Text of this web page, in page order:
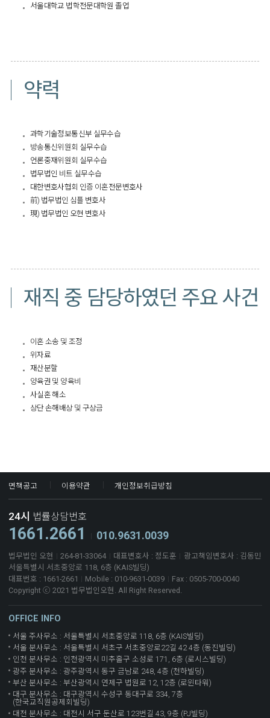
서울대학교 법학전문대학원 졸업
약력
과학기술정보통신부 실무수습
방송통신위원회 실무수습
언론중재위원회 실무수습
법무법인 비트 실무수습
대한변호사협회 인증 이혼전문변호사
前) 법무법인 심플 변호사
現) 법무법인 오현 변호사
재직 중 담당하였던 주요 사건
이혼 소송 및 조정
위자료
재산분할
양육권 및 양육비
사실혼 해소
상단 손해배상 및 구상금
면책공고 이용약관 개인정보취급방침
24시 법률상담번호
1661.2661 010.9631.0039
법무법인 오현 264-81-33064 대표변호사 : 정도훈
광고책임변호사 : 김동민
서울특별시 서초중앙로 118, 6층 (KAIS빌딩)
대표번호 : 1661-2661
Mobile : 010-9631-0039
Fax : 0505-700-0040
Copyright ⓒ 2021 법무법인오현. All Right Reserved.
OFFICE INFO
서울 주사무소 : 서울특별시 서초중앙로 118, 6층 (KAIS빌딩)
서울 분사무소 : 서울특별시 서초구 서초중앙로22길 42 4층 (동진빌딩)
인천 분사무소 : 인천광역시 미추홀구 소성로 171, 6층 (로시스빌딩)
광주 분사무소 : 광주광역시 동구 금남로 248, 4층 (천하빌딩)
부산 분사무소 : 부산광역시 연제구 법원로 12, 12층 (로윈타워)
대구 분사무소 : 대구광역시 수성구 동대구로 334, 7층
(한국교직원공제회빌딩)
대전 분사무소 : 대전시 서구 둔산로 123번길 43, 9층 (PJ빌딩)